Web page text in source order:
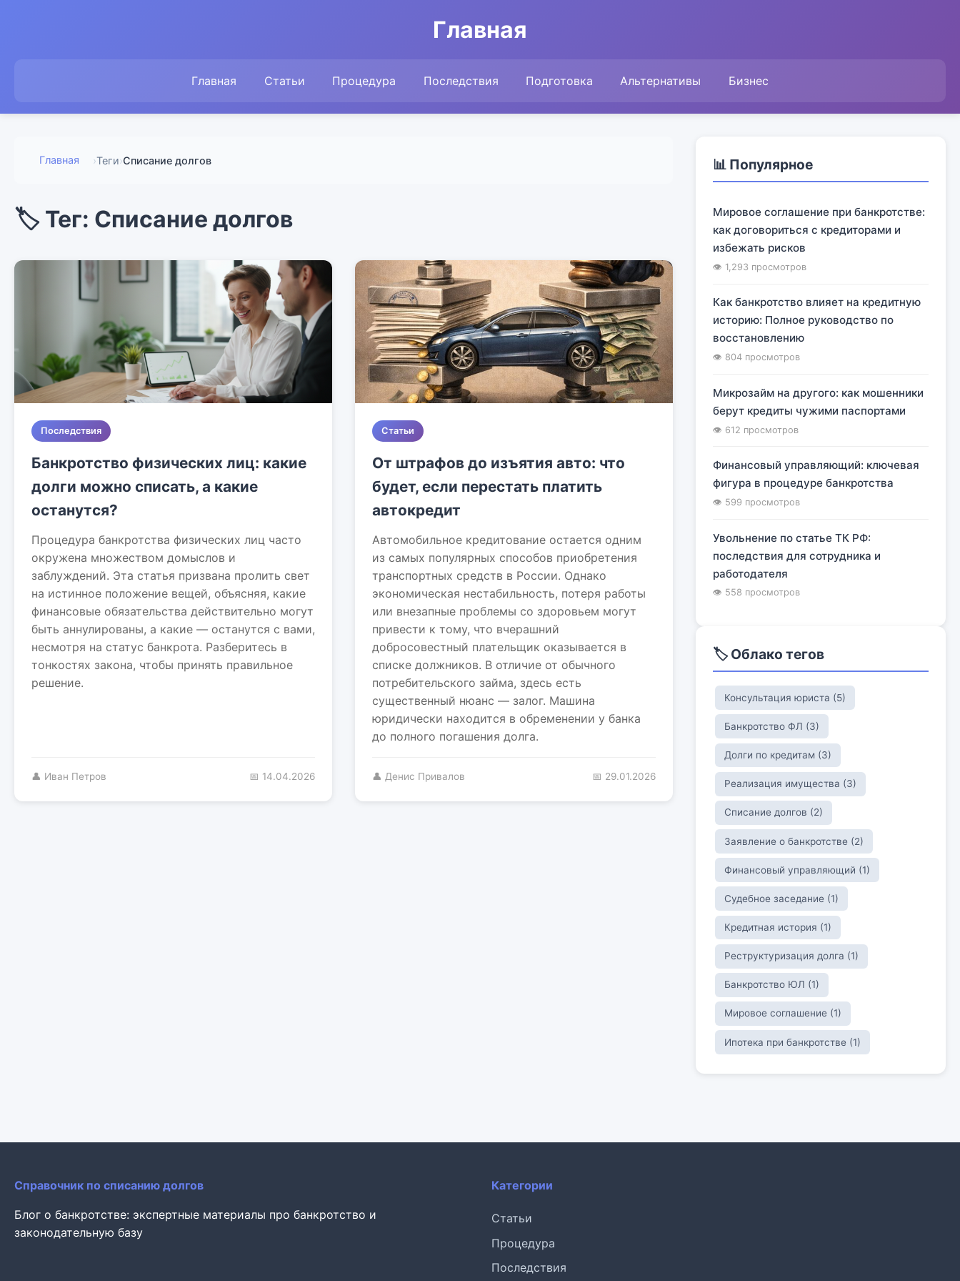
Главная
Главная Статьи Процедура Последствия Подготовка Альтернативы Бизнес
Главная ›Теги›Списание долгов
🏷️ Тег: Списание долгов
Последствия
Банкротство физических лиц: какие
долги можно списать, а какие
останутся?
Процедура банкротства физических лиц часто
окружена множеством домыслов и
заблуждений. Эта статья призвана пролить свет
на истинное положение вещей, объясняя, какие
финансовые обязательства действительно могут
быть аннулированы, а какие — останутся с вами,
несмотря на статус банкрота. Разберитесь в
тонкостях закона, чтобы принять правильное
решение.
👤 Иван Петров 📅 14.04.2026
Статьи
От штрафов до изъятия авто: что
будет, если перестать платить
автокредит
Автомобильное кредитование остается одним
из самых популярных способов приобретения
транспортных средств в России. Однако
экономическая нестабильность, потеря работы
или внезапные проблемы со здоровьем могут
привести к тому, что вчерашний
добросовестный плательщик оказывается в
списке должников. В отличие от обычного
потребительского займа, здесь есть
существенный нюанс — залог. Машина
юридически находится в обременении у банка
до полного погашения долга.
👤 Денис Привалов 📅 29.01.2026
📊 Популярное
Мировое соглашение при банкротстве:
как договориться с кредиторами и
избежать рисков
👁 1,293 просмотров
Как банкротство влияет на кредитную
историю: Полное руководство по
восстановлению
👁 804 просмотров
Микрозайм на другого: как мошенники
берут кредиты чужими паспортами
👁 612 просмотров
Финансовый управляющий: ключевая
фигура в процедуре банкротства
👁 599 просмотров
Увольнение по статье ТК РФ:
последствия для сотрудника и
работодателя
👁 558 просмотров
🏷️ Облако тегов
Консультация юриста (5)
Банкротство ФЛ (3)
Долги по кредитам (3)
Реализация имущества (3)
Списание долгов (2)
Заявление о банкротстве (2)
Финансовый управляющий (1)
Судебное заседание (1)
Кредитная история (1)
Реструктуризация долга (1)
Банкротство ЮЛ (1)
Мировое соглашение (1)
Ипотека при банкротстве (1)
Справочник по списанию долгов
Блог о банкротстве: экспертные материалы про банкротство и
законодательную базу
Категории
Статьи
Процедура
Последствия